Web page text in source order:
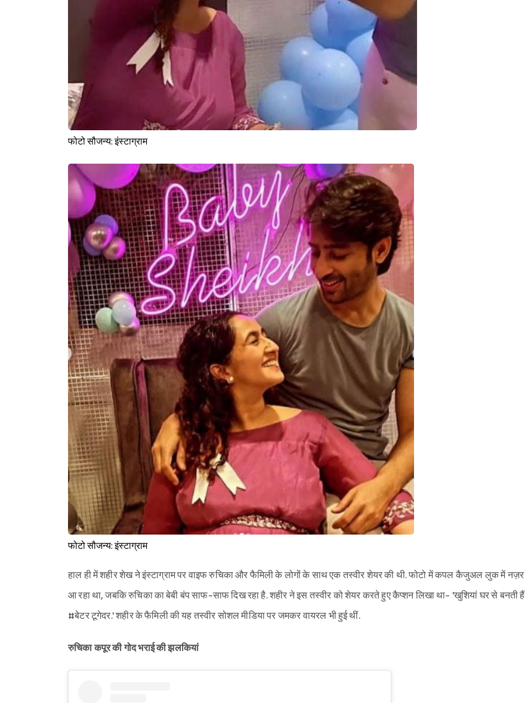
फोटो सौजन्य: इंस्टाग्राम
फोटो सौजन्य: इंस्टाग्राम
हाल ही में शहीर शेख ने इंस्टाग्राम पर वाइफ रुचिका और फैमिली के लोगों के साथ एक तस्वीर शेयर की थी. फोटो में कपल कैजुअल लुक में नज़र
आ रहा था, जबकि रुचिका का बेबी बंप साफ-साफ दिख रहा है. शहीर ने इस तस्वीर को शेयर करते हुए कैप्शन लिखा था- 'खुशियां घर से बनती हैं
#बेटर टूगेदर.' शहीर के फैमिली की यह तस्वीर सोशल मीडिया पर जमकर वायरल भी हुई थीं.
रुचिका कपूर की गोद भराई की झलकियां